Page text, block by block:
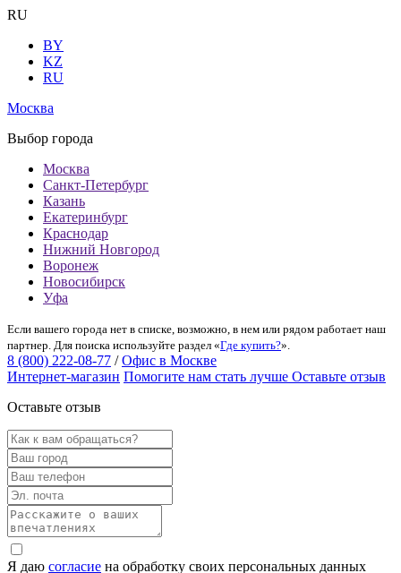
RU
BY
KZ
RU
Москва
Выбор города
Москва
Санкт-Петербург
Казань
Екатеринбург
Краснодар
Нижний Новгород
Воронеж
Новосибирск
Уфа
Если вашего города нет в списке, возможно, в нем или рядом работает наш
партнер. Для поиска используйте раздел «Где купить?».
8 (800) 222-08-77 / Офис в Москве
Интернет-магазин Помогите нам стать лучше Оставьте отзыв
Оставьте отзыв
Я даю согласие на обработку своих персональных данных